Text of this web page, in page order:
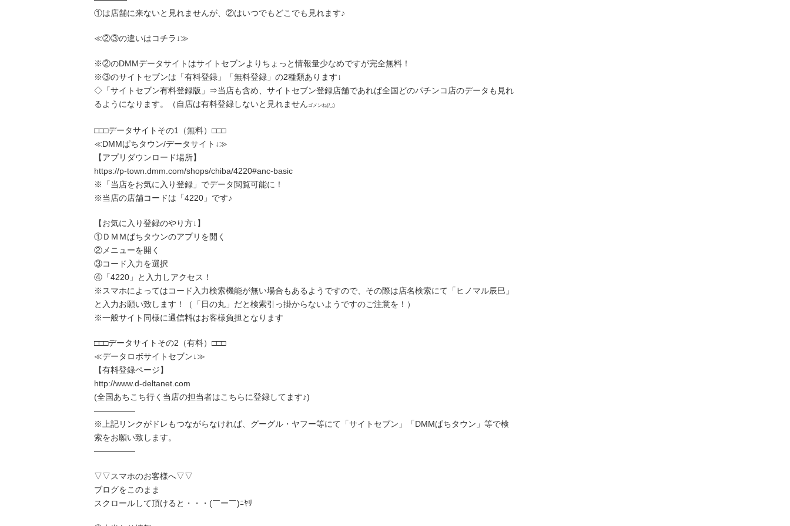
①は店舗に来ないと見れませんが、②はいつでもどこでも見れます♪
≪②③の違いはコチラ↓≫
※②のDMMデータサイトはサイトセブンよりちょっと情報量少なめですが完全無料！
※③のサイトセブンは「有料登録」「無料登録」の2種類あります↓
◇「サイトセブン有料登録版」⇒当店も含め、サイトセブン登録店舗であれば全国どのパチンコ店のデータも見れ
るようになります。（自店は有料登録しないと見れません ゴメンね(/_;)
□□□データサイトその1（無料）□□□
≪DMMぱちタウン/データサイト↓≫
【アプリダウンロード場所】
https://p-town.dmm.com/shops/chiba/4220#anc-basic
※「当店をお気に入り登録」でデータ閲覧可能に！
※当店の店舗コードは「4220」です♪
【お気に入り登録のやり方↓】
①ＤＭＭぱちタウンのアプリを開く
②メニューを開く
③コード入力を選択
④「4220」と入力しアクセス！
※スマホによってはコード入力検索機能が無い場合もあるようですので、その際は店名検索にて「ヒノマル辰巳」
と入力お願い致します！（「日の丸」だと検索引っ掛からないようですのご注意を！）
※一般サイト同様に通信料はお客様負担となります
□□□データサイトその2（有料）□□□
≪データロボサイトセブン↓≫
【有料登録ページ】
http://www.d-deltanet.com
(全国あちこち行く当店の担当者はこちらに登録してます♪)
―――――
※上記リンクがドレもつながらなければ、グーグル・ヤフー等にて「サイトセブン」「DMMぱちタウン」等で検
索をお願い致します。
―――――
▽▽スマホのお客様へ▽▽
ブログをこのまま
スクロールして頂けると・・・(￣ー￣)ﾆﾔﾘ